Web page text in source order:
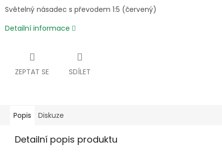
Světelný násadec s převodem 1:5 (červený)
Detailní informace
ZEPTAT SE SDÍLET
Popis Diskuze
Detailní popis produktu